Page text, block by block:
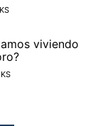
viviendo